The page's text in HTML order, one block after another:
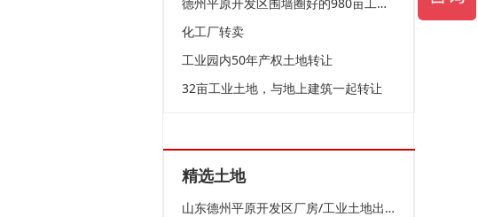
化工厂转卖
工业园内50年产权土地转让
32亩工业土地，与地上建筑一起转让
精选土地
山东德州平原开发区厂房/工业土地出售,正规产权